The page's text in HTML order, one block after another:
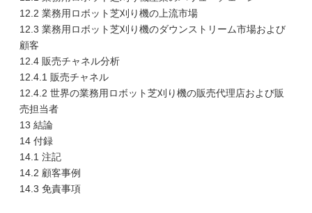
12.2 業務用ロボット芝刈り機の上流市場
12.3 業務用ロボット芝刈り機のダウンストリーム市場および
顧客
12.4 販売チャネル分析
12.4.1 販売チャネル
12.4.2 世界の業務用ロボット芝刈り機の販売代理店および販
売担当者
13 結論
14 付録
14.1 注記
14.2 顧客事例
14.3 免責事項